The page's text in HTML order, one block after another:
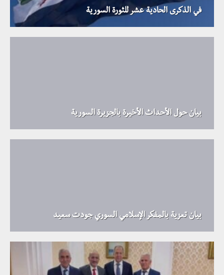
في الذكرى الحادية عشر للثورة السورية
بيان حول الأحداث الأخيرة بالجزيرة السورية
بيان تعزية بالمفكر الإسلامي السوري جودت سعيد